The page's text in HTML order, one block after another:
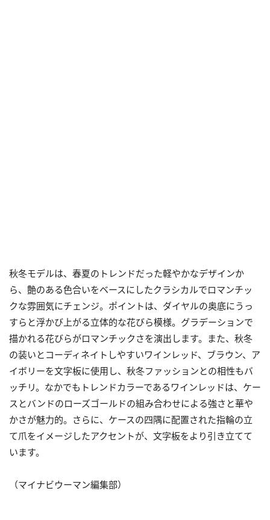
秋冬モデルは、春夏のトレンドだった軽やかなデザインか
ら、艶のある色合いをベースにしたクラシカルでロマンチッ
クな雰囲気にチェンジ。ポイントは、ダイヤルの奥底にうっ
すらと浮かび上がる立体的な花びら模様。グラデーションで
描かれる花びらがロマンチックさを演出します。また、秋冬
の装いとコーディネイトしやすいワインレッド、ブラウン、ア
イボリーを文字板に使用し、秋冬ファッションとの相性もバ
ッチリ。なかでもトレンドカラーであるワインレッドは、ケー
スとバンドのローズゴールドの組み合わせによる強さと華や
かさが魅力的。さらに、ケースの四隅に配置された指輪の立
て爪をイメージしたアクセントが、文字板をより引き立てて
います。
（マイナビウーマン編集部）